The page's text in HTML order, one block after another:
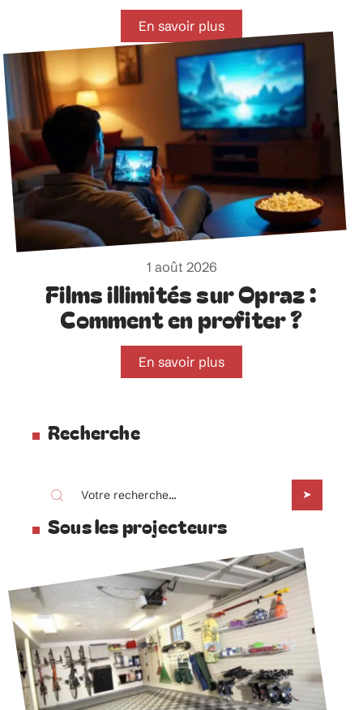
En savoir plus
1 août 2026
Films illimités sur Opraz :
Comment en profiter ?
En savoir plus
Recherche
Sous les projecteurs